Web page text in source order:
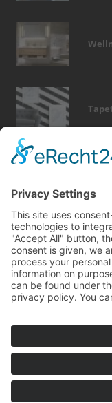
möbel wärme
fußboden
immobilien
smart home